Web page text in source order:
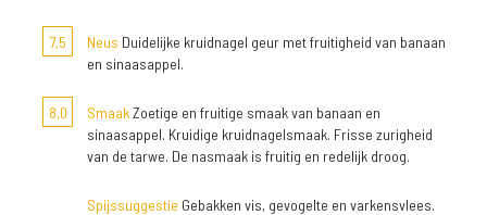
7,5 Neus Duidelijke kruidnagel geur met fruitigheid van banaan
en sinaasappel.
8,0 SmaakZoetige en fruitige smaak van banaan en
sinaasappel. Kruidige kruidnagelsmaak. Frisse zurigheid
van de tarwe. De nasmaak is fruitig en redelijk droog.
Spijssuggestie Gebakken vis, gevogelte en varkensvlees.